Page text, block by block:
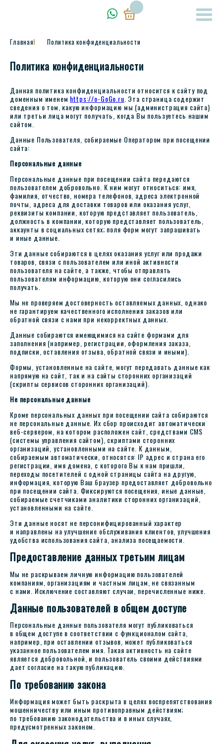
Главная Политика конфиденциальности
Политика конфиденциальности
Данная политика конфиденциальности относится к сайту под
доменным именем https://o-GoGo.ru . Эта страница содержит
сведения о том, какую информацию мы (администрация сайта)
или третьи лица могут получать, когда Вы пользуетесь нашим
сайтом.
Данные Пользователя, собираемые Оператором при посещении
сайта:
Персональные данные
Персональные данные при посещении сайта передаются
пользователем добровольно. К ним могут относиться: имя,
фамилия, отчество, номера телефонов, адреса электронной
почты, адреса для доставки товаров или оказания услуг,
реквизиты компании, которую представляет пользователь,
должность в компании, которую представляет пользователь,
аккаунты в социальных сетях; поля форм могут запрашивать
и иные данные.
Эти данные собираются в целях оказания услуг или продажи
товаров, связи с пользователем или иной активности
пользователя на сайте, а также, чтобы отправлять
пользователям информацию, которую они согласились
получать.
Мы не проверяем достоверность оставляемых данных, однако
не гарантируем качественного исполнения заказов или
обратной связи с нами при некорректных данных.
Данные собираются имеющимися на сайте формами для
заполнения (например, регистрации, оформления заказа,
подписки, оставления отзыва, обратной связи и иными).
Формы, установленные на сайте, могут передавать данные как
напрямую на сайт, так и на сайты сторонних организаций
(скрипты сервисов сторонних организаций).
Не персональные данные
Кроме персональных данных при посещении сайта собираются
не персональные данные. Их сбор происходит автоматически
веб-сервером, на котором расположен сайт, средствами CMS
(системы управления сайтом), скриптами сторонних
организаций, установленными на сайте. К данным,
собираемым автоматически, относятся: IP адрес и страна его
регистрации, имя домена, с которого Вы к нам пришли,
переходы посетителей с одной страницы сайта на другую,
информация, которую Ваш браузер предоставляет добровольно
при посещении сайта. Фиксируются посещения, иные данные,
собираемые счетчиками аналитики сторонних организаций,
установленными на сайте.
Эти данные носят не персонифицированный характер
и направлены на улучшение обслуживания клиентов, улучшения
удобства использования сайта, анализа посещаемости.
Предоставление данных третьим лицам
Мы не раскрываем личную информацию пользователей
компаниям, организациям и частным лицам, не связанным
с нами. Исключение составляют случаи, перечисленные ниже.
Данные пользователей в общем доступе
Персональные данные пользователя могут публиковаться
в общем доступе в соответствии с функционалом сайта,
например, при оставлении отзывов, может публиковаться
указанное пользователем имя. Такая активность на сайте
является добровольной, и пользователь своими действиями
дает согласие на такую публикацию.
По требованию закона
Информация может быть раскрыта в целях воспрепятствования
мошенничеству или иным противоправным действиям;
по требованию законодательства и в иных случаях,
предусмотренных законом.